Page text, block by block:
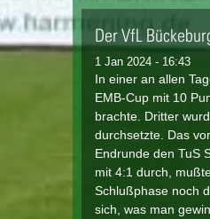
Der VfL
1 Jan 2024 - 16:43
In einer an allen
EMB-Cup mit 10
brachte. Dritter
durchsetzte. Das
Endrunde den TuS
mit 4:1 durch,
Schlußphase noch
sich, was man